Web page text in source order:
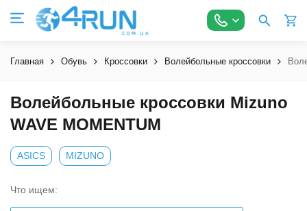
Главная Обувь Кроссовки Волейбольные кроссовки
Волейбольные кроссовки Mizuno
WAVE MOMENTUM
ASICS MIZUNO
Что ищем: